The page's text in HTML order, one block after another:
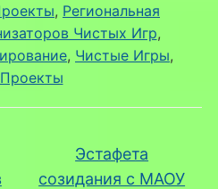
, Региональная
Чистых Игр
, Чистые Игры
Эстафета
созидания с МАОУ